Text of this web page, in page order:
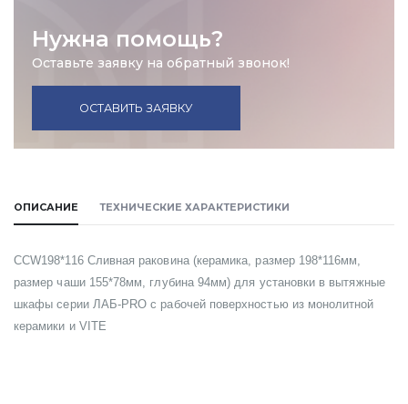
Нужна помощь?
Оставьте заявку на обратный звонок!
ОСТАВИТЬ ЗАЯВКУ
ОПИСАНИЕ ТЕХНИЧЕСКИЕ ХАРАКТЕРИСТИКИ
CCW198*116 Сливная раковина (керамика, размер 198*116мм,
размер чаши 155*78мм, глубина 94мм) для установки в вытяжные
шкафы серии ЛАБ-PRO с рабочей поверхностью из монолитной
керамики и VITE